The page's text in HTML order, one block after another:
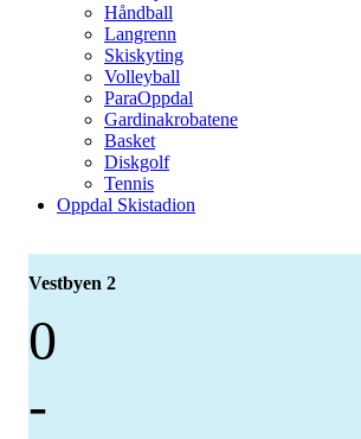
Håndball
Langrenn
Skiskyting
Volleyball
ParaOppdal
Gardinakrobatene
Basket
Diskgolf
Tennis
Oppdal Skistadion
Vestbyen 2
0
-